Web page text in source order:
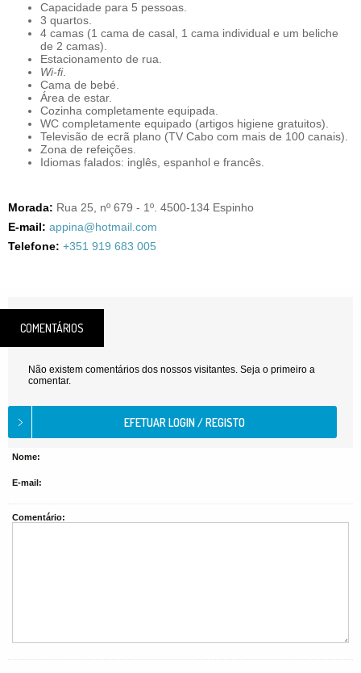
Capacidade para 5 pessoas.
3 quartos.
4 camas (1 cama de casal, 1 cama individual e um beliche
de 2 camas).
Estacionamento de rua.
Wi-fi.
Cama de bebé.
Área de estar.
Cozinha completamente equipada.
WC completamente equipado (artigos higiene gratuitos).
Televisão de ecrã plano (TV Cabo com mais de 100 canais).
Zona de refeições.
Idiomas falados: inglês, espanhol e francês.
Morada: Rua 25, nº 679 - 1º. 4500-134 Espinho
E-mail: appina@hotmail.com
Telefone: +351 919 683 005
COMENTÁRIOS
Não existem comentários dos nossos visitantes. Seja o primeiro a
comentar.
Nome:
E-mail:
Comentário: